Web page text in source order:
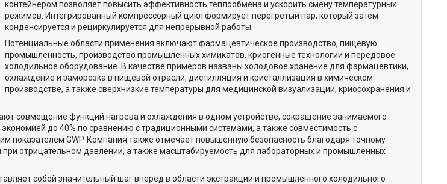
контейнером позволяет повысить эффективность теплообмена и ускорить смену температурных
режимов. Интегрированный компрессорный цикл формирует перегретый пар, который затем
конденсируется и рециркулируется для непрерывной работы.
Потенциальные области применения включают фармацевтическое производство, пищевую
промышленность, производство промышленных химикатов, криогенные технологии и передовое
холодильное оборудование. В качестве примеров названы холодовое хранение для фармацевтики,
охлаждение и заморозка в пищевой отрасли, дистилляция и кристаллизация в химическом
производстве, а также сверхнизкие температуры для медицинской визуализации, криосохранения и
совмещение функций нагрева и охлаждения в одном устройстве, сокращение занимаемого
до 40% по сравнению с традиционными системами, а также совместимость с
показателем GWP. Компания также отмечает повышенную безопасность благодаря точному
при отрицательном давлении, а также масштабируемость для лабораторных и промышленных
собой значительный шаг вперед в области экстракции и промышленного холодильного